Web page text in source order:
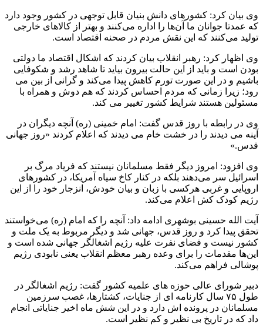
وی بیان کرد: کشورهای دانش بنیان قابل توجهی در کشور وجود دارد
که عمدتا جوانان ما آن‌ها را اداره می‌کنند و بهتر از کالاهای خارجی
تولید می‌کنند که این نقش مردم در صحنه اقتصاد است.
وی اظهار کرد: رهبر انقلاب بیان کردند که اشکال اقتصاد ما دولتی
بودن است و باید از این حالت بیرون بیاید تا شاهد رشد و شکوفایی
باشیم و در این صورت تورم کاهش پیدا می‌کند و گرانی از بین می
رود؛ زیرا زمانی که مردم احساس کردند که هم دوش و همراه با
مسئولین هستند شرایط کشور تغییر می کند.
وی در رابطه با روز قدس گفت: امام خمینی (ره) آنچه دیگران در
آینه می دیدند را در خشت خام می دیدند که اعلام کردند «روز جهانی
قدس.»
وی افزود: امروز دیگر فقط مسلمانان نیستند که فریاد مرگ بر
اسرائیل سر می‌دهند بلکه در کنار کاخ سیاه آمریکا، در کشورهای
اروپایی و غربی هرکسی با زبان و بیان خودش، انزجار خود را از این
رژیم کودک کش اعلام می‌کند.
آیت الله حسینی بوشهری ادامه داد: آنچه را که امام (ره) می‌خواستند
تحقق پیدا کرد و روز قدس، جهانی شد و دیگر مربوط به یک ملت و
کشور نیست و فضای نفرت علیه رژیم اشغالگر جهانی شده است و
این‌ها مقدمات را برای وعده رهبر معظم انقلاب یعنی نابودی رژیم
پوشالی فراهم می‌کند.
دبیر شورای عالی حوزه های علمیه کشور گفت: رژیم اشغالگر در
طول ۷۵ سال کارنامه ای از جنایات، کشتارها، غصب سرزمین
مسلمانان در پرونده اش دارد و در این شش ماه اخیر جنایاتی انجام
داد که در تاریخ بی نظیر و کم نظیر است.